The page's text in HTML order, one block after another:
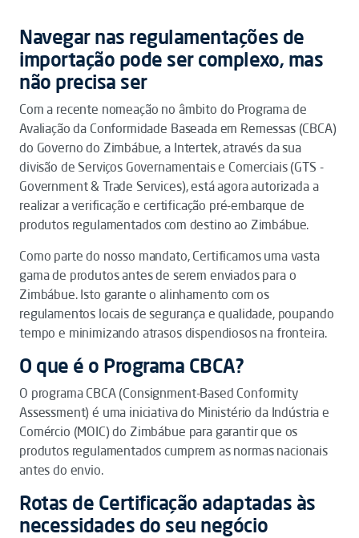
Navegar nas regulamentações de
importação pode ser complexo, mas
não precisa ser
Com a recente nomeação no âmbito do Programa de
Avaliação da Conformidade Baseada em Remessas (CBCA)
do Governo do Zimbábue, a Intertek, através da sua
divisão de Serviços Governamentais e Comerciais (GTS -
Government & Trade Services), está agora autorizada a
realizar a verificação e certificação pré-embarque de
produtos regulamentados com destino ao Zimbábue.
Como parte do nosso mandato, Certificamos uma vasta
gama de produtos antes de serem enviados para o
Zimbábue. Isto garante o alinhamento com os
regulamentos locais de segurança e qualidade, poupando
tempo e minimizando atrasos dispendiosos na fronteira.
O que é o Programa CBCA?
O programa CBCA (Consignment-Based Conformity
Assessment) é uma iniciativa do Ministério da Indústria e
Comércio (MOIC) do Zimbábue para garantir que os
produtos regulamentados cumprem as normas nacionais
antes do envio.
Rotas de Certificação adaptadas às
necessidades do seu negócio